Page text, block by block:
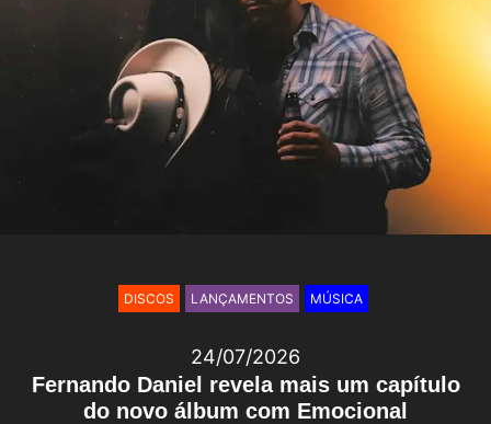
Fernando Daniel revela mais um capítulo
do novo álbum com Emocional
24/07/2026
DISCOS LANÇAMENTOS MÚSICA